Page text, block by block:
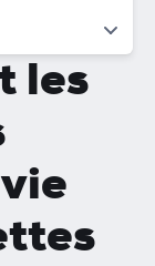
les